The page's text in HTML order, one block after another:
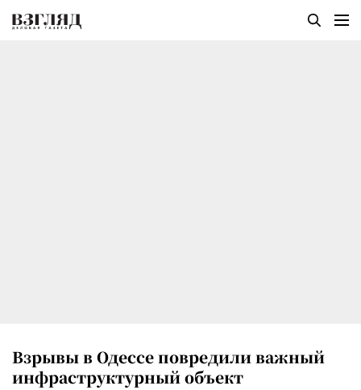
Взрывы в Одессе повредили важный
инфраструктурный объект